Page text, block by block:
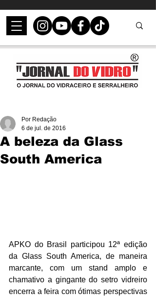
A beleza da Glass
South America
Por Redação
6 de jul. de 2016
APKO do Brasil participou 12ª edição
da Glass South America, de maneira
marcante, com um stand amplo e
chamativo a gingante do setro vidreiro
encerra a feira com ótimas perspectivas